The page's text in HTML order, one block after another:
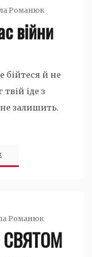
Романюк
війни
бійтеся й не
іде з
залишить.
Романюк
СВЯТОМ